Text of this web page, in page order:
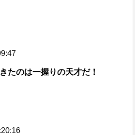
たのは一握りの天才だ！